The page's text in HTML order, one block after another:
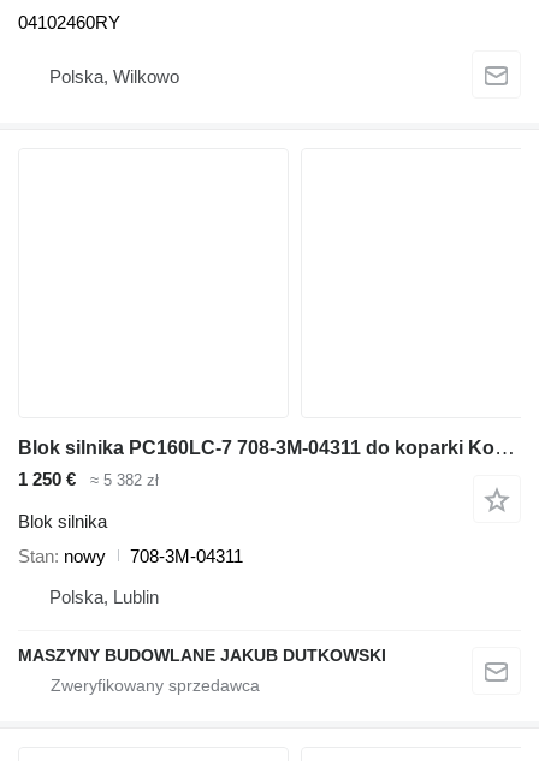
04102460RY
Polska, Wilkowo
Blok silnika PC160LC-7 708-3M-04311 do koparki Komatsu PC160LC-7
1 250 € ≈ 5 382 zł
Blok silnika
Stan nowy
708-3M-04311
Polska, Lublin
MASZYNY BUDOWLANE JAKUB DUTKOWSKI